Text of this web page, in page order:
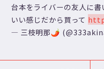
台本をライバーの友人に
いい感じだから買って
— 三枝明那🌶